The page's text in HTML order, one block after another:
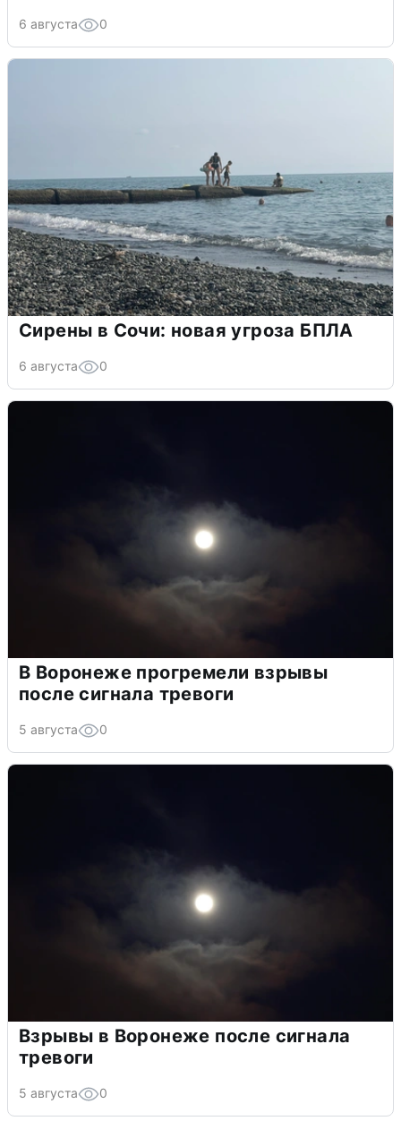
6 августа 0
Сирены в Сочи: новая угроза БПЛА
6 августа 0
В Воронеже прогремели взрывы
после сигнала тревоги
5 августа 0
Взрывы в Воронеже после сигнала
тревоги
5 августа 0